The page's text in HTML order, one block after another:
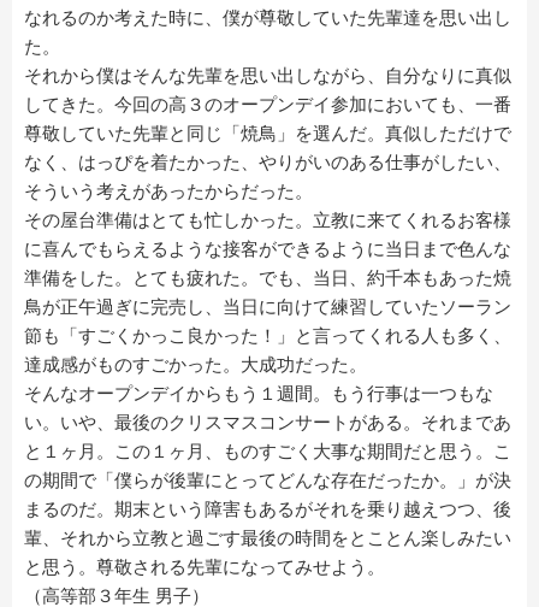
なれるのか考えた時に、僕が尊敬していた先輩達を思い出し
た。
それから僕はそんな先輩を思い出しながら、自分なりに真似
してきた。今回の高３のオープンデイ参加においても、一番
尊敬していた先輩と同じ「焼鳥」を選んだ。真似しただけで
なく、はっぴを着たかった、やりがいのある仕事がしたい、
そういう考えがあったからだった。
その屋台準備はとても忙しかった。立教に来てくれるお客様
に喜んでもらえるような接客ができるように当日まで色んな
準備をした。とても疲れた。でも、当日、約千本もあった焼
鳥が正午過ぎに完売し、当日に向けて練習していたソーラン
節も「すごくかっこ良かった！」と言ってくれる人も多く、
達成感がものすごかった。大成功だった。
そんなオープンデイからもう１週間。もう行事は一つもな
い。いや、最後のクリスマスコンサートがある。それまであ
と１ヶ月。この１ヶ月、ものすごく大事な期間だと思う。こ
の期間で「僕らが後輩にとってどんな存在だったか。」が決
まるのだ。期末という障害もあるがそれを乗り越えつつ、後
輩、それから立教と過ごす最後の時間をとことん楽しみたい
と思う。尊敬される先輩になってみせよう。
（高等部３年生 男子）